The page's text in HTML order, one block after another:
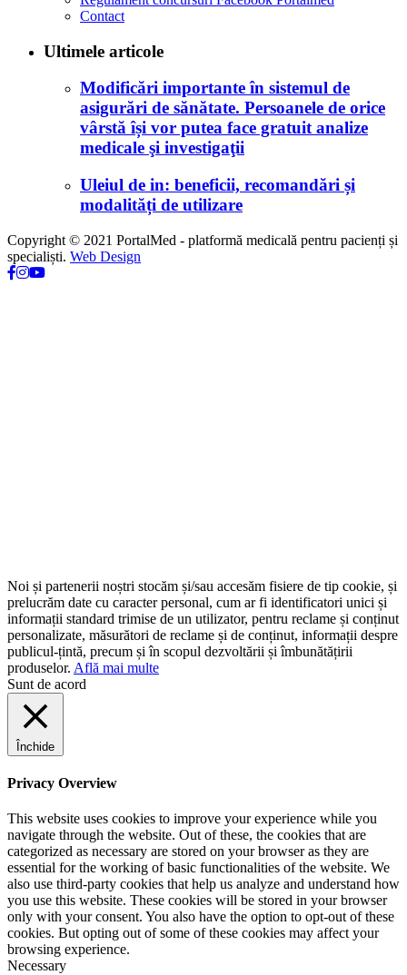
Contact
Ultimele articole
Modificări importante în sistemul de
asigurări de sănătate. Persoanele de orice
vârstă își vor putea face gratuit analize
medicale şi investigaţii
Uleiul de in: beneficii, recomandări și
modalități de utilizare
Copyright © 2021 PortalMed - platformă medicală pentru pacienți și
specialiști. Web Design
Noi și partenerii noștri stocăm și/sau accesăm fisiere de tip cookie, și
prelucrăm date cu caracter personal, cum ar fi identificatori unici și
informații standard trimise de un utilizator, pentru reclame și conținut
personalizate, măsurători de reclame și de conținut, informații despre
publicul-țintă, precum și în scopul dezvoltării și îmbunătățirii
produselor. Află mai multe
Sunt de acord
Închide
Privacy Overview
This website uses cookies to improve your experience while you
navigate through the website. Out of these, the cookies that are
categorized as necessary are stored on your browser as they are
essential for the working of basic functionalities of the website. We
also use third-party cookies that help us analyze and understand how
you use this website. These cookies will be stored in your browser
only with your consent. You also have the option to opt-out of these
cookies. But opting out of some of these cookies may affect your
browsing experience.
Necessary